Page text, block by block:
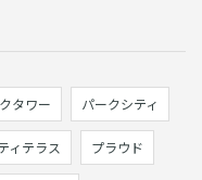
タワー パークシティ
ィテラス プラウド